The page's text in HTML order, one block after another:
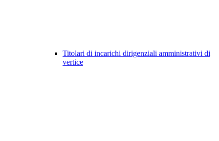
Titolari di incarichi dirigenziali amministrativi di
vertice